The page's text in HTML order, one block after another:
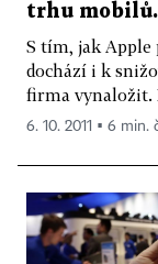
trhu mobilů.
S tím, jak Apple
dochází i k
firma vynaložit.
6. 10. 2011 ▪ 6 min.